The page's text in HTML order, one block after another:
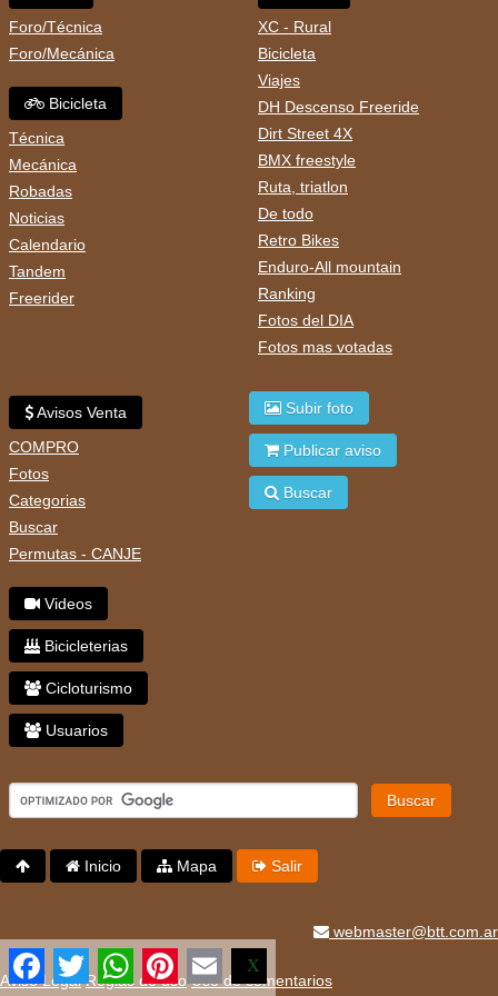
Foro/Técnica
Foro/Mecánica
Bicicleta
Técnica
Mecánica
Robadas
Noticias
Calendario
Tandem
Freerider
XC - Rural
Bicicleta
Viajes
DH Descenso Freeride
Dirt Street 4X
BMX freestyle
Ruta, triatlon
De todo
Retro Bikes
Enduro-All mountain
Ranking
Fotos del DIA
Fotos mas votadas
Avisos Venta
COMPRO
Fotos
Categorias
Buscar
Permutas - CANJE
Videos
Bicicleterias
Cicloturismo
Usuarios
Subir foto
Publicar aviso
Buscar
Buscar
Inicio Mapa Salir
webmaster@btt.com.ar
Aviso Legal Reglas de uso Uso de comentarios
Facebook
Twitter WhatsApp
PinterestEmail
X